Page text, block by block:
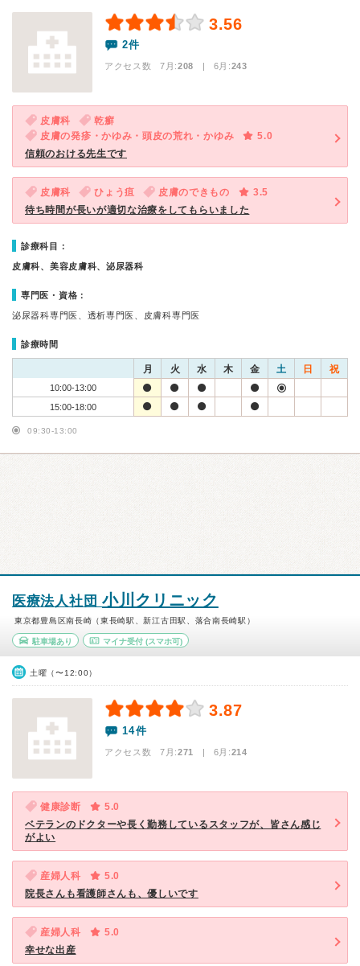
3.56
2件
アクセス数 7月:208 | 6月:243
皮膚科
乾癬
皮膚の発疹・かゆみ・頭皮の荒れ・かゆみ
5.0
信頼のおける先生です
皮膚科 ひょう疽 皮膚のできもの
3.5
待ち時間が長いが適切な治療をしてもらいました
診療科目：
皮膚科、美容皮膚科、泌尿器科
専門医・資格：
泌尿器科専門医、透析専門医、皮膚科専門医
診療時間
月 火 水 木 金 土 日 祝
10:00-13:00
15:00-18:00
09:30-13:00
医療法人社団 小川クリニック
東京都豊島区南長崎（東長崎駅、新江古田駅、落合南長崎駅）
駐車場あり マイナ受付(スマホ可)
土曜（〜12:00）
3.87
14件
アクセス数 7月:271 | 6月:214
健康診断
5.0
ベテランのドクターや長く勤務しているスタッフが、皆さん感じ
がよい
産婦人科
5.0
院長さんも看護師さんも、優しいです
産婦人科
5.0
幸せな出産